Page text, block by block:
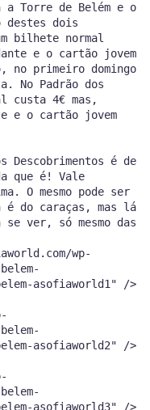
a Torre de Belém e o
destes dois
bilhete normal
e o cartão jovem
no primeiro domingo
No Padrão dos
custa 4€ mas,
e o cartão jovem
Descobrimentos é de
que é! Vale
O mesmo pode ser
do caraças, mas lá
ver, só mesmo das
wp-
asofiaworld1" />
asofiaworld2" />
asofiaworld3" />